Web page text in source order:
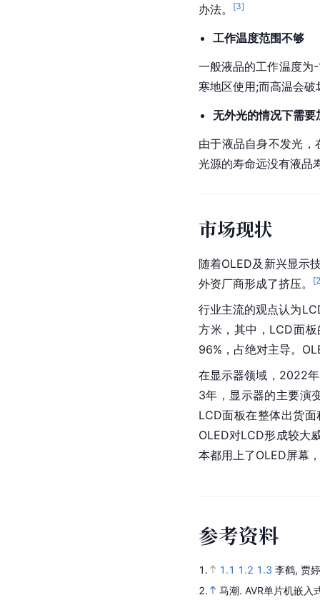
办法。
[3]
工作温度范围不够
一般液品的工作温度
寒地区使用;而高温会
无外光的情况下需要
由于液品自身不发光
光源的寿命远没有液品
市场现状
随着OLED及新兴显示
外资厂商形成了挤压。
[
行业主流的观点认为
方米，其中，LCD面
96%，占绝对主导。
在显示器领域，2022
3年，显示器的主要演
LCD面板在整体出货
OLED对LCD形成较大
本都用上了OLED屏幕，
参考资料
1. 1.1 1.2 1.3 李鹤, 贾
2.
马潮. AVR单片机嵌入